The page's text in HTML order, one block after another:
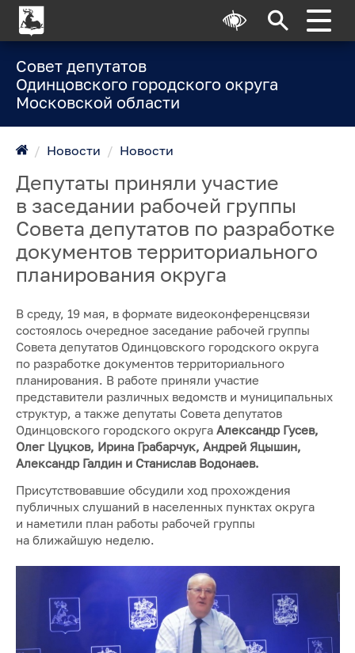
Совет депутатов
Одинцовского городского округа
Московской области
/ Новости / Новости
Депутаты приняли участие
в заседании рабочей группы
Совета депутатов по разработке
документов территориального
планирования округа
В среду, 19 мая, в формате видеоконференцсвязи
состоялось очередное заседание рабочей группы
Совета депутатов Одинцовского городского округа
по разработке документов территориального
планирования. В работе приняли участие
представители различных ведомств и муниципальных
структур, а также депутаты Совета депутатов
Одинцовского городского округа Александр Гусев,
Олег Цуцков, Ирина Грабарчук, Андрей Яцышин,
Александр Галдин и Станислав Водонаев.
Присутствовавшие обсудили ход прохождения
публичных слушаний в населенных пунктах округа
и наметили план работы рабочей группы
на ближайшую неделю.